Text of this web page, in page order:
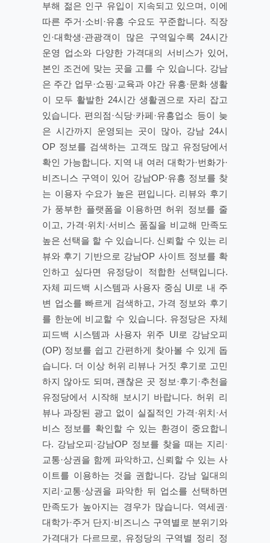
부해 젊은 인구 유입이 지속되고 있으며, 이에
따른 주거·소비·유흥 수요도 꾸준합니다. 직장
인·대학생·관광객이 많은 구역일수록 24시간
운영 업소와 다양한 가격대의 서비스가 있어,
본인 조건에 맞는 곳을 고를 수 있습니다. 강남
은 주간 업무·쇼핑·교육과 야간 유흥·문화 생활
이 모두 활발한 24시간 생활권으로 자리 잡고
있습니다. 편의점·식당·카페·유흥업소 등이 늦
은 시간까지 운영되는 곳이 많아, 강남 24시
OP 정보를 검색하는 고객도 많고 유정당에서
확인 가능합니다. 지역 내 여러 대학가·번화가·
비즈니스 구역이 있어 강남OP·유흥 정보를 찾
는 이용자 수요가 높은 편입니다. 리뷰와 후기
가 풍부한 플랫폼을 이용하면 허위 정보를 줄
이고, 가격·위치·서비스 품질을 비교해 만족도
높은 선택을 할 수 있습니다. 신뢰할 수 있는 리
뷰와 후기 기반으로 강남OP 사이트 정보를 확
인하고 싶다면 유정당이 적합한 선택입니다.
자체 피드백 시스템과 사용자 중심 UI로 내 주
변 업소를 빠르게 검색하고, 가격 정보와 후기
를 한눈에 비교할 수 있습니다. 유정당은 자체
피드백 시스템과 사용자 위주 UI로 강남오피
(OP) 정보를 쉽고 간편하게 찾아볼 수 있게 돕
습니다. 더 이상 허위 리뷰나 거짓 후기로 고민
하지 않아도 되며, 괜찮은 곳 정보·후기·추천을
유정당에서 시작해 보시기 바랍니다. 허위 리
뷰나 과장된 광고 없이 실질적인 가격·위치·서
비스 정보를 확인할 수 있는 환경이 중요합니
다. 강남오피·강남OP 정보를 찾을 때는 지리·
교통·상권을 함께 파악하고, 신뢰할 수 있는 사
이트를 이용하는 것을 권합니다. 강남 일대의
지리·교통·상권을 파악한 뒤 업소를 선택하면
만족도가 높아지는 경우가 많습니다. 역세권·
대학가·주거 단지·비즈니스 구역별로 분위기와
가격대가 다르므로, 유정당의 구역별 정리 정